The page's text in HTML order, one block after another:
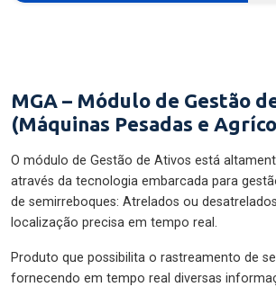
MGA – Módulo de Gestão
(Máquinas Pesadas e
O módulo de Gestão de Ativos está
através da tecnologia embarcada para
de semirreboques: Atrelados ou
localização precisa em tempo real.
Produto que possibilita o rastreamento de
fornecendo em tempo real diversas